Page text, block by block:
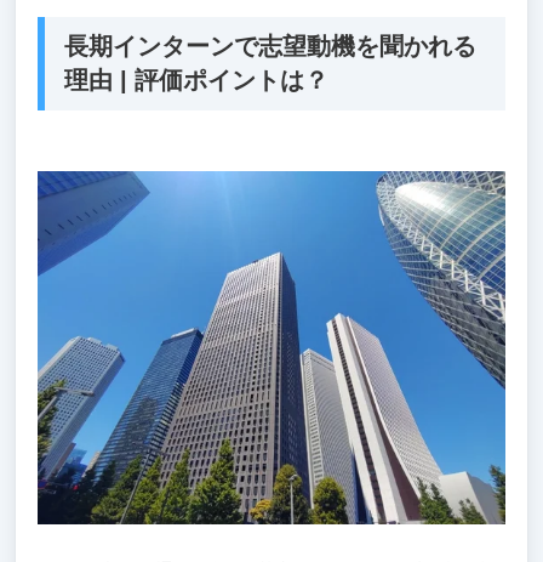
長期インターンで志望動機を聞かれる
理由 | 評価ポイントは？